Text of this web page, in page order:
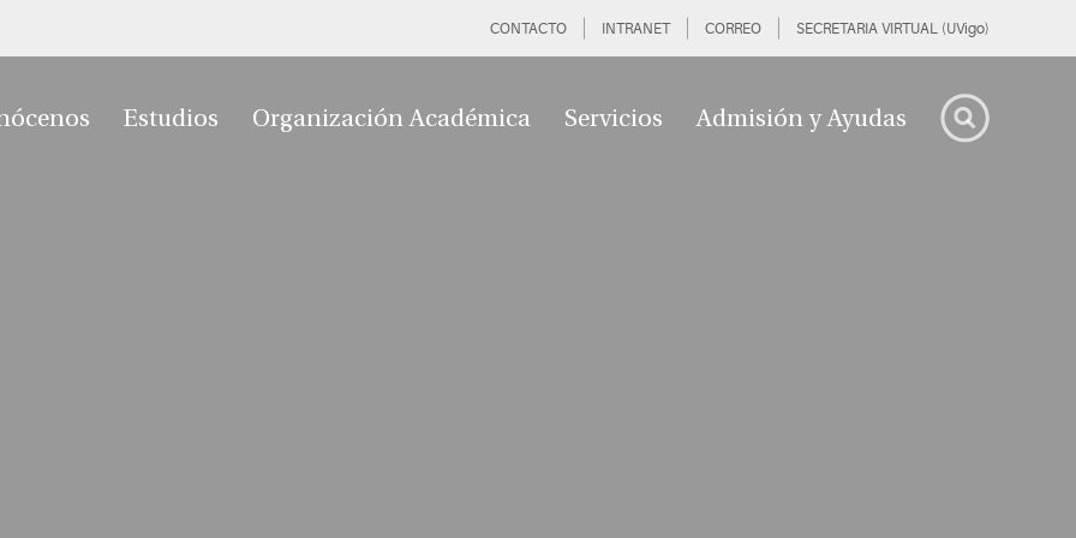
CONTACTO INTRANET CORREO SECRETARIA VIRTUAL (UVigo)
Estudios Organización Académica Servicios Admisión y Ayudas